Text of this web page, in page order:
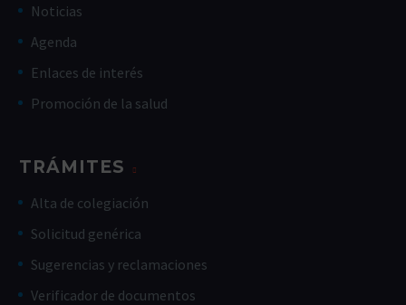
Noticias
Agenda
Enlaces de interés
Promoción de la salud
TRÁMITES
Alta de colegiación
Solicitud genérica
Sugerencias y reclamaciones
Verificador de documentos